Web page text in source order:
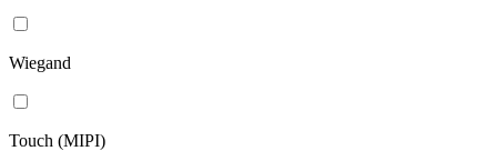
Wiegand
Touch (MIPI)